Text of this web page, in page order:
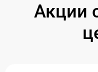
Акции